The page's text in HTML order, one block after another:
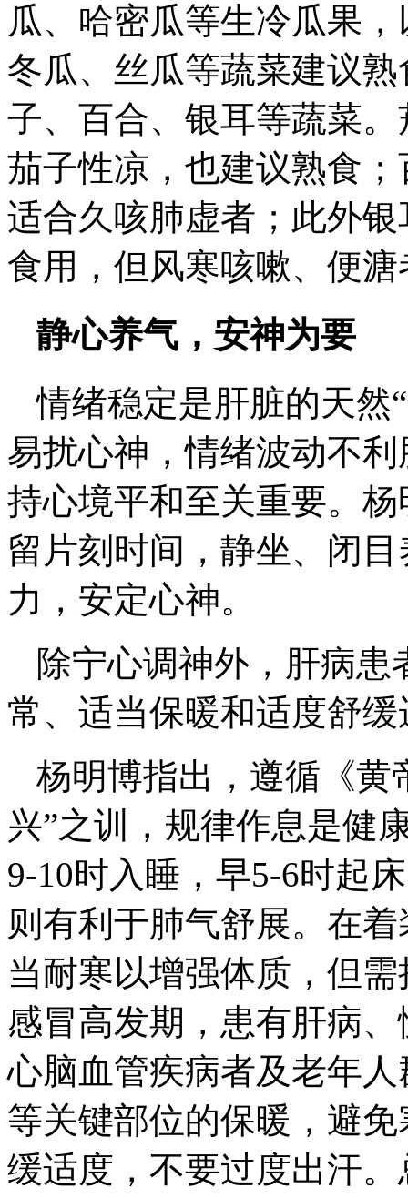
瓜、哈密瓜等生冷瓜果
冬瓜、丝瓜等蔬菜建议
子、百合、银耳等蔬菜
茄子性凉，也建议熟食
适合久咳肺虚者；此外
食用，但风寒咳嗽、便
静心养气，安神为要
情绪稳定是肝脏的天然
易扰心神，情绪波动不
持心境平和至关重要。
留片刻时间，静坐、闭
力，安定心神。
除宁心调神外，肝病
常、适当保暖和适度舒
杨明博指出，遵循《黄
兴”之训，规律作息是健
9-10时入睡，早5-6时起
则有利于肺气舒展。在
当耐寒以增强体质，但
感冒高发期，患有肝病
心脑血管疾病者及老年
等关键部位的保暖，避
缓适度，不要过度出汗